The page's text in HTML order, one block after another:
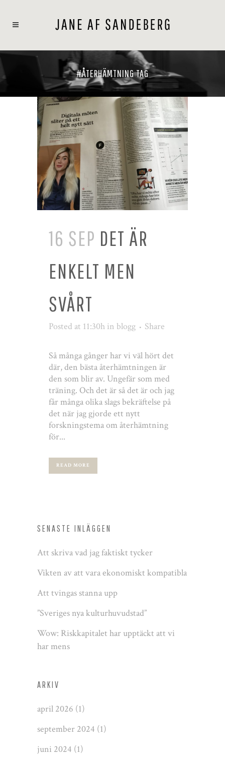
#ÅTERHÄMTNING TAG
16 SEP DET ÄR
ENKELT MEN
SVÅRT
Posted at 11:30h in blogg Share
Så många gånger har vi väl hört det
där, den bästa återhämtningen är
den som blir av. Ungefär som med
träning. Och det är så det är och jag
får många olika slags bekräftelse på
det när jag gjorde ett nytt
forskningstema om återhämtning
för...
READ MORE
SENASTE INLÄGGEN
Att skriva vad jag faktiskt tycker
Vikten av att vara ekonomiskt kompatibla
Att tvingas stanna upp
”Sveriges nya kulturhuvudstad”
Wow: Riskkapitalet har upptäckt att vi
har mens
ARKIV
april 2026 (1)
september 2024 (1)
juni 2024 (1)